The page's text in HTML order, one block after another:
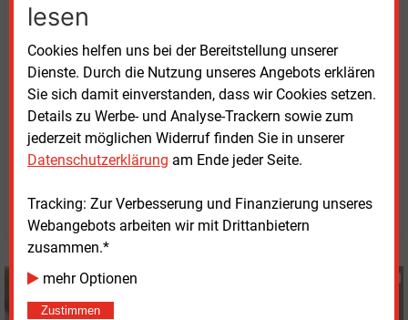
lesen
Cookies helfen uns bei der Bereitstellung unserer
Dienste. Durch die Nutzung unseres Angebots erklären
Sie sich damit einverstanden, dass wir Cookies setzen.
Details zu Werbe- und Analyse-Trackern sowie zum
jederzeit möglichen Widerruf finden Sie in unserer
Datenschutzerklärung am Ende jeder Seite.
Tracking: Zur Verbesserung und Finanzierung unseres
Webangebots arbeiten wir mit Drittanbietern
zusammen.*
mehr Optionen
Zustimmen
seitens EnBW heißt. Auch habe man in
maßgeschneidertes Konzept für die heimische
Feldlerche ausgearbeitet, das ein mehrjähriges
Monitoring beinhaltete.
Montag, 18.12.2023, 11:26 Uhr
© 2026 Energie & Management GmbH